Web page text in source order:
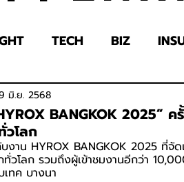
TECH BIZ
EDUCATION
BANGKOK 2025”
วโลก
มิ.ย. 2568
าน HYROX BANGKOK 2025 ที่จัด
วโลก รวมถึงผู้เข้าชมงานอีกว่า
ทค บางนา